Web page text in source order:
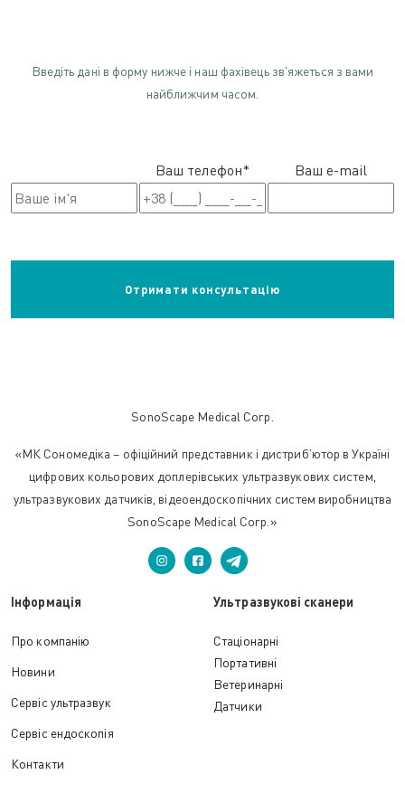
Введіть дані в форму нижче і наш фахівець зв'яжеться з вами
найближчим часом.
Ваш телефон* Ваш e-mail
SonoScape Medical Corp.
«МК Сономедіка – офіційний представник і дистриб’ютор в Україні
цифрових кольорових доплерівських ультразвукових систем,
ультразвукових датчиків, відеоендоскопічних систем виробництва
SonoScape Medical Corp.»
Інформація
Про компанію
Новини
Сервіс ультразвук
Сервіс ендоскопія
Контакти
Ультразвукові сканери
Стаціонарні
Портативні
Ветеринарні
Датчики